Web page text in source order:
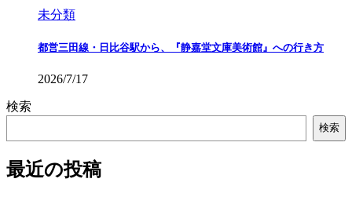
未分類
都営三田線・日比谷駅から、『静嘉堂文庫美術館』への行き方
2026/7/17
検索
検索
最近の投稿